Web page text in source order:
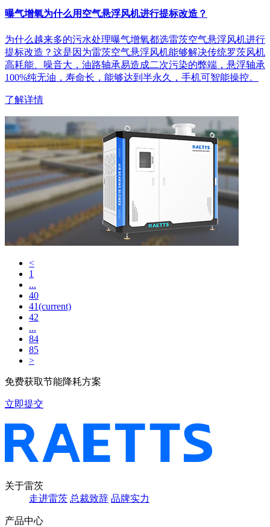
曝气增氧为什么用空气悬浮风机进行提标改造？
为什么越来多的污水处理曝气增氧都选雷茨空气悬浮风机进行
提标改造？这是因为雷茨空气悬浮风机能够解决传统罗茨风机
高耗能、噪音大，油路轴承易造成二次污染的弊端，悬浮轴承
100%纯无油，寿命长，能够达到半永久，手机可智能操控。
了解详情
<
1
...
40
41(current)
42
...
84
85
>
免费获取节能降耗方案
立即提交
关于雷茨
走进雷茨 总裁致辞 品牌实力
产品中心